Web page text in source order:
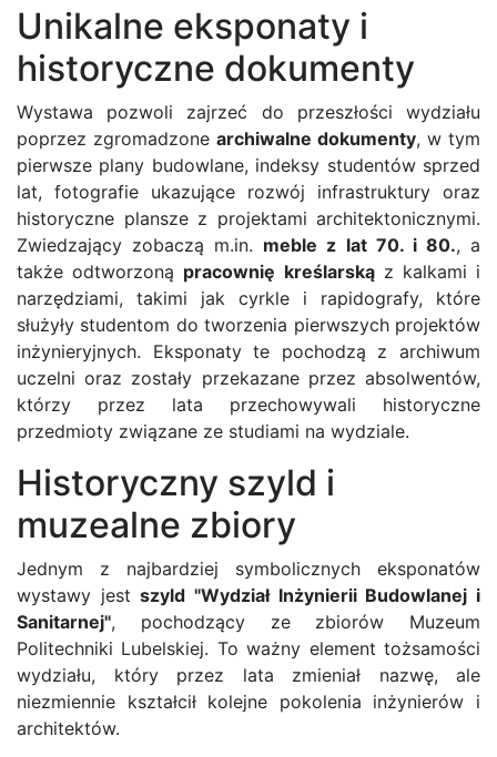
Unikalne eksponaty i
historyczne dokumenty
Wystawa pozwoli zajrzeć do przeszłości wydziału
poprzez zgromadzone archiwalne dokumenty, w tym
pierwsze plany budowlane, indeksy studentów sprzed
lat, fotografie ukazujące rozwój infrastruktury oraz
historyczne plansze z projektami architektonicznymi.
Zwiedzający zobaczą m.in. meble z lat 70. i 80., a
także odtworzoną pracownię kreślarskąz kalkami i
narzędziami, takimi jak cyrkle i rapidografy, które
służyły studentom do tworzenia pierwszych projektów
inżynieryjnych. Eksponaty te pochodzą z archiwum
uczelni oraz zostały przekazane przez absolwentów,
którzy przez lata przechowywali historyczne
przedmioty związane ze studiami na wydziale.
Historyczny szyld i
muzealne zbiory
Jednym z najbardziej symbolicznych eksponatów
wystawy jestszyld "Wydział Inżynierii Budowlanej i
Sanitarnej", pochodzący ze zbiorów Muzeum
Politechniki Lubelskiej. To ważny element tożsamości
wydziału, który przez lata zmieniał nazwę, ale
niezmiennie kształcił kolejne pokolenia inżynierów i
architektów.